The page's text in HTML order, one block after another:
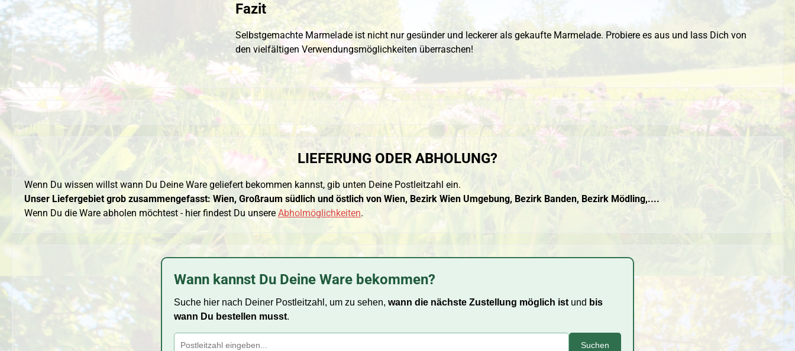
Fazit
Selbstgemachte Marmelade ist nicht nur gesünder und leckerer als gekaufte Marmelade. Probiere es aus und lass Dich von
den vielfältigen Verwendungsmöglichkeiten überraschen!
LIEFERUNG ODER ABHOLUNG?
Wenn Du wissen willst wann Du Deine Ware geliefert bekommen kannst, gib unten Deine Postleitzahl ein.
Unser Liefergebiet grob zusammengefasst: Wien, Großraum südlich und östlich von Wien, Bezirk Wien Umgebung, Bezirk Banden, Bezirk Mödling,....
Wenn Du die Ware abholen möchtest - hier findest Du unsere Abholmöglichkeiten.
Wann kannst Du Deine Ware bekommen?
Suche hier nach Deiner Postleitzahl, um zu sehen, wann die nächste Zustellung möglich ist und bis
wann Du bestellen musst.
Suchen